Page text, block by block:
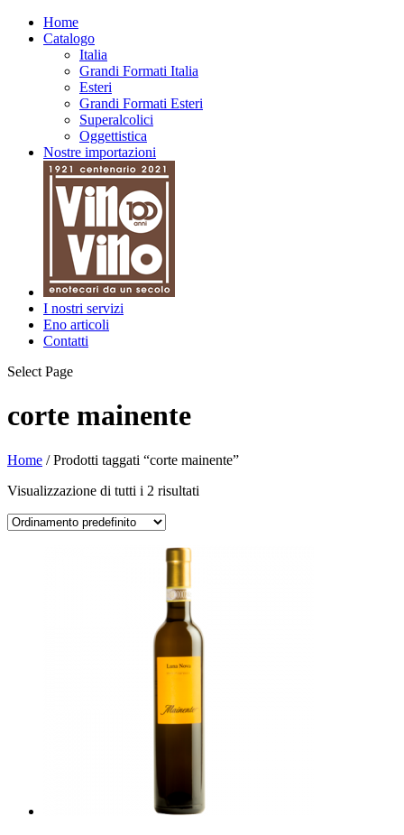
Home
Catalogo
Italia
Grandi Formati Italia
Esteri
Grandi Formati Esteri
Superalcolici
Oggettistica
Nostre importazioni
I nostri servizi
Eno articoli
Contatti
Select Page
corte mainente
Home / Prodotti taggati “corte mainente”
Visualizzazione di tutti i 2 risultati